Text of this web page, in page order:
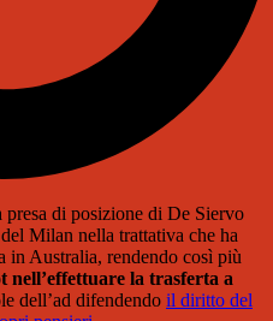
di posizione di De Siervo
Milan nella trattativa che ha
in Australia, rendendo così più
nell’effettuare la trasferta a
dell’ad difendendo il diritto del